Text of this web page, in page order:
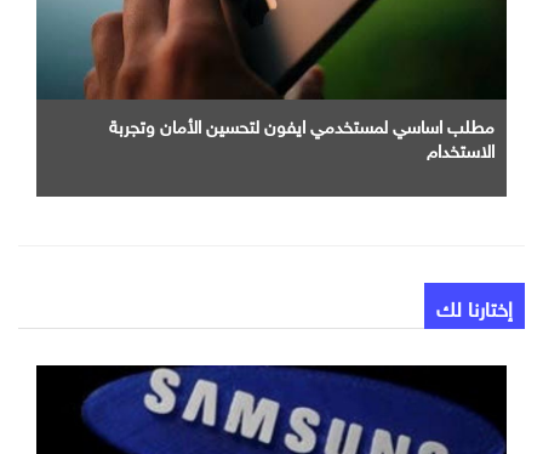
مطلب اساسي لمستخدمي ايفون لتحسين الأمان وتجربة
الاستخدام
إختارنا لك